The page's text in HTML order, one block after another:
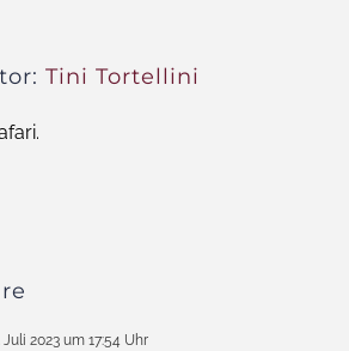
Tini Tortellini
Juli 2023 um 17:54 Uhr